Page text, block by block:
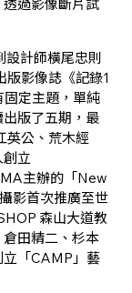
過影像斷片試
設計師橫尾忠則
版影像誌《記錄1
固定主題，單純
版了五期，最
英公、荒木經
立
主辦的「New
影首次推廣至世
森山大道教
田精二、杉本
立「CAMP」藝